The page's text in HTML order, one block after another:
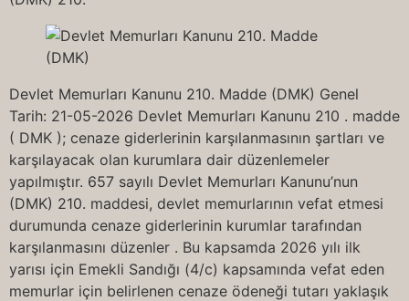
Devlet Memurları Kanunu 210. Madde (DMK) Genel
Tarih: 21-05-2026 Devlet Memurları Kanunu 210 . madde
( DMK ); cenaze giderlerinin karşılanmasının şartları ve
karşılayacak olan kurumlara dair düzenlemeler
yapılmıştır. 657 sayılı Devlet Memurları Kanunu’nun
(DMK) 210. maddesi, devlet memurlarının vefat etmesi
durumunda cenaze giderlerinin kurumlar tarafından
karşılanmasını düzenler . Bu kapsamda 2026 yılı ilk
yarısı için Emekli Sandığı (4/c) kapsamında vefat eden
memurlar için belirlenen cenaze ödeneği tutarı yaklaşık